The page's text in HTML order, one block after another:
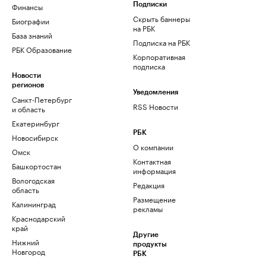
Финансы
Биографии
База знаний
РБК Образование
Новости
регионов
Санкт-Петербург
и область
Екатеринбург
Новосибирск
Омск
Башкортостан
Вологодская
область
Калининград
Краснодарский
край
Нижний
Новгород
Подписки
Скрыть баннеры
на РБК
Подписка на РБК
Корпоративная
подписка
Уведомления
RSS Новости
РБК
О компании
Контактная
информация
Редакция
Размещение
рекламы
Другие
продукты
РБК